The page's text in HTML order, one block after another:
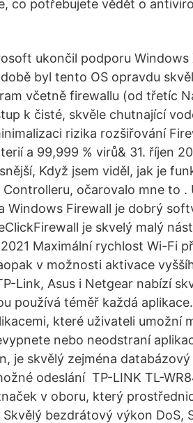
co potřebujete vědět o
ukončil podporu Windows
byl tento OS opravdu
včetně firewallu (od třetíc
k čisté, skvěle chutnající
rizika rozšiřování
a 99,999 % virů& 31. říjen
Když jsem viděl, jak je
očarovalo mne to .
Windows Firewall je dobrý
je skvelý malý
Maximální rychlost Wi-Fi
v možnosti aktivace
Link, Asus i Netgear nabízí
používá téměř každá
které uživateli umožní
nebo neodstraní
je skvělý zejména
odeslání TP-LINK TL-
v oboru, který
bezdrátový výkon DoS,